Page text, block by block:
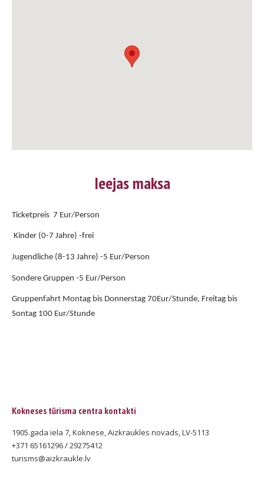
Ieejas maksa
Ticketpreis 7 Eur/Person
Kinder (0-7 Jahre) -frei
Jugendliche (8-13 Jahre) -5 Eur/Person
Sondere Gruppen -5 Eur/Person
Gruppenfahrt Montag bis Donnerstag 70Eur/Stunde, Freitag bis
Sontag 100 Eur/Stunde
Kokneses tūrisma centra kontakti
1905.gada iela 7, Koknese, Aizkraukles novads, LV-5113
+371 65161296 / 29275412
turisms@aizkraukle.lv